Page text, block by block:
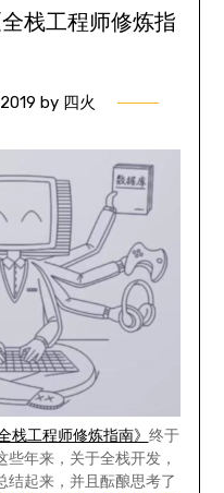
栈工程师修炼指
by 四火
全栈工程师修炼指南》 终于
年来，关于全栈开发，
结起来，并且酝酿思考了